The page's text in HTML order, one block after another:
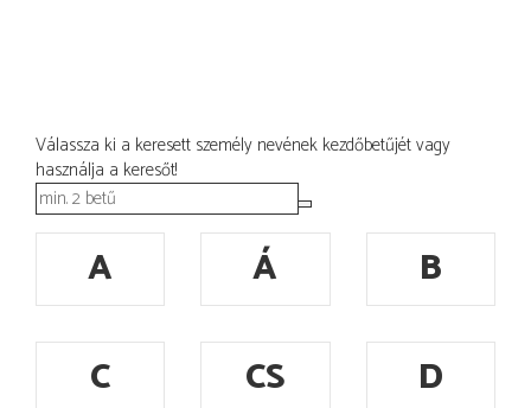
Válassza ki a keresett személy nevének kezdőbetűjét vagy
használja a keresőt!
A Á
B
C
CS
D